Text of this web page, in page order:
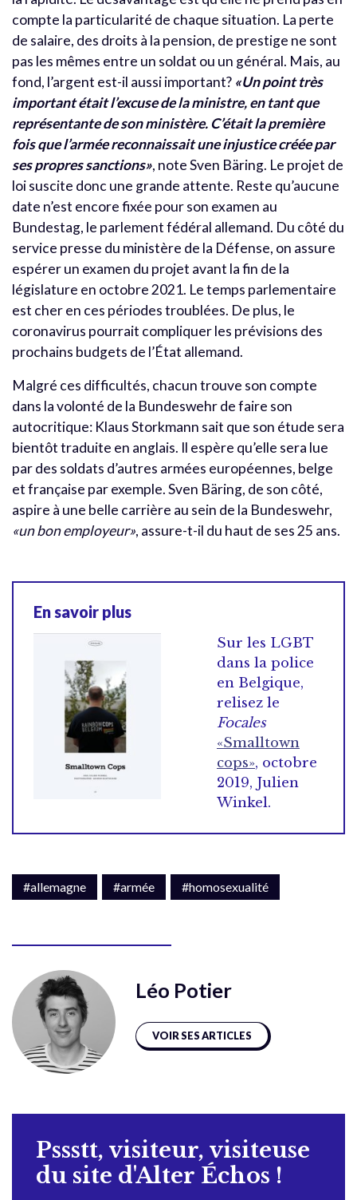
compte la particularité de chaque situation. La perte
de salaire, des droits à la pension, de prestige ne sont
pas les mêmes entre un soldat ou un général. Mais, au
fond, l’argent est-il aussi important? «Un point très
important était l’excuse de la ministre, en tant que
représentante de son ministère. C’était la première
fois que l’armée reconnaissait une injustice créée par
ses propres sanctions», note Sven Bäring. Le projet de
loi suscite donc une grande attente. Reste qu’aucune
date n’est encore fixée pour son examen au
Bundestag, le parlement fédéral allemand. Du côté du
service presse du ministère de la Défense, on assure
espérer un examen du projet avant la fin de la
législature en octobre 2021. Le temps parlementaire
est cher en ces périodes troublées. De plus, le
coronavirus pourrait compliquer les prévisions des
prochains budgets de l’État allemand.
Malgré ces difficultés, chacun trouve son compte
dans la volonté de la Bundeswehr de faire son
autocritique: Klaus Storkmann sait que son étude sera
bientôt traduite en anglais. Il espère qu’elle sera lue
par des soldats d’autres armées européennes, belge
et française par exemple. Sven Bäring, de son côté,
aspire à une belle carrière au sein de la Bundeswehr,
«un bon employeur», assure-t-il du haut de ses 25 ans.
En savoir plus
Sur les LGBT
dans la police
en Belgique,
relisez le
Focales
«Smalltown
cops», octobre
2019, Julien
Winkel.
#allemagne #armée #homosexualité
Léo Potier
VOIR SES ARTICLES
Pssstt, visiteur, visiteuse
du site d'Alter Échos !